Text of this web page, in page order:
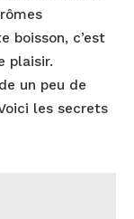
boisson, c’est
plaisir.
un peu de
les secrets